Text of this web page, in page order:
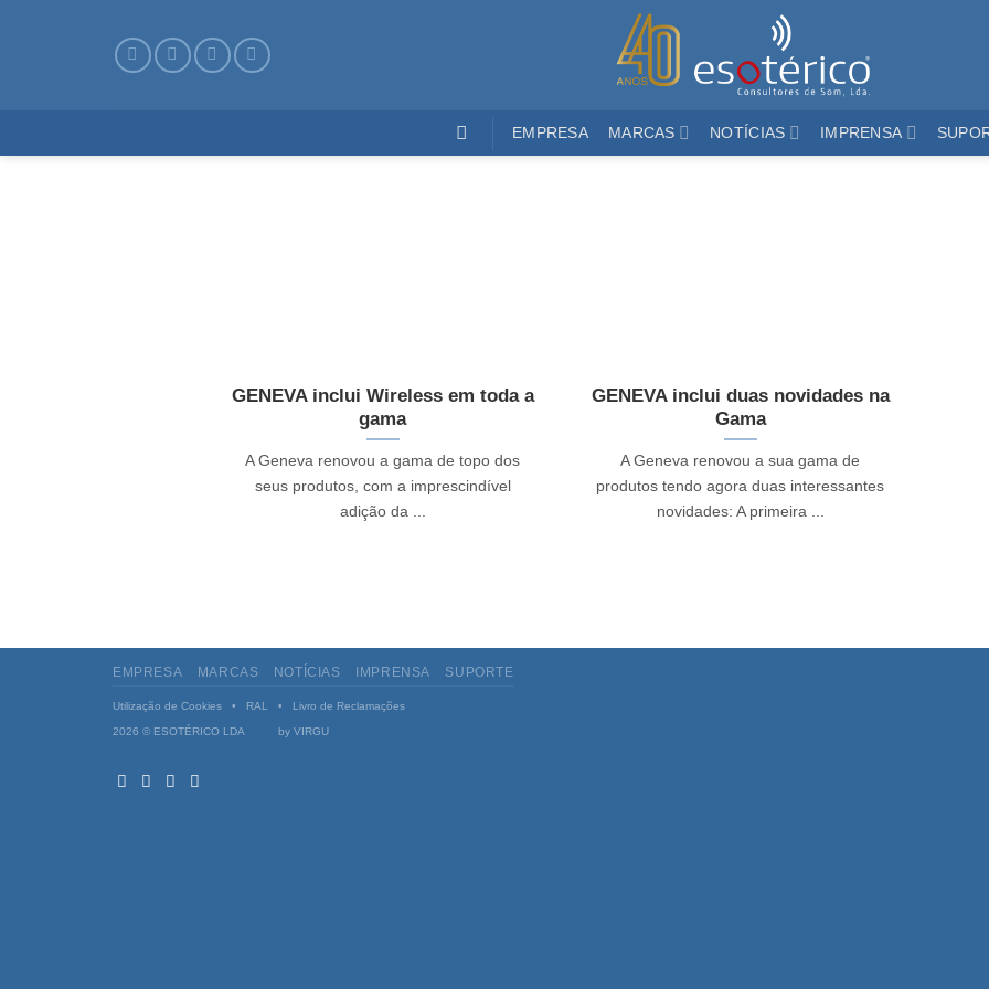
EMPRESA MARCAS NOTÍCIAS IMPRENSA
GENEVA inclui Wireless em toda a
gama
A Geneva renovou a gama de topo dos
seus produtos, com a imprescindível
adição da ...
GENEVA inclui duas novidades na
Gama
A Geneva renovou a sua gama de
produtos tendo agora duas interessantes
novidades: A primeira ...
EMPRESA MARCAS NOTÍCIAS IMPRENSA SUPORTE
Utilização de Cookies • RAL • Livro de Reclamações
2026 © ESOTÉRICO LDA by VIRGU